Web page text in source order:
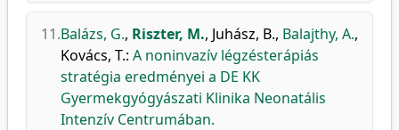
11.Balázs, G., Riszter, M., Juhász, B., Balajthy, A.,
Kovács, T.: A noninvazív légzésterápiás
stratégia eredményei a DE KK
Gyermekgyógyászati Klinika Neonatális
Intenzív Centrumában.